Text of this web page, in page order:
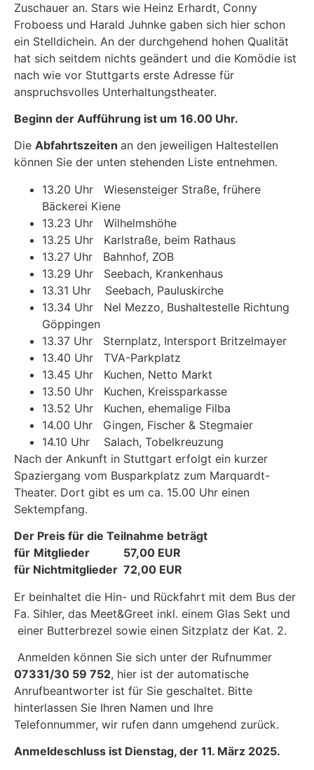
Zuschauer an. Stars wie Heinz Erhardt, Conny
Froboess und Harald Juhnke gaben sich hier schon
ein Stelldichein. An der durchgehend hohen Qualität
hat sich seitdem nichts geändert und die Komödie ist
nach wie vor Stuttgarts erste Adresse für
anspruchsvolles Unterhaltungstheater.
Beginn der Aufführung ist um 16.00 Uhr.
Die Abfahrtszeiten an den jeweiligen Haltestellen
können Sie der unten stehenden Liste entnehmen.
13.20 Uhr Wiesensteiger Straße, frühere
Bäckerei Kiene
13.23 Uhr Wilhelmshöhe
13.25 Uhr Karlstraße, beim Rathaus
13.27 Uhr Bahnhof, ZOB
13.29 Uhr Seebach, Krankenhaus
13.31 Uhr Seebach, Pauluskirche
13.34 Uhr Nel Mezzo, Bushaltestelle Richtung
Göppingen
13.37 Uhr Sternplatz, Intersport Britzelmayer
13.40 Uhr TVA-Parkplatz
13.45 Uhr Kuchen, Netto Markt
13.50 Uhr Kuchen, Kreissparkasse
13.52 Uhr Kuchen, ehemalige Filba
14.00 Uhr Gingen, Fischer & Stegmaier
14.10 Uhr Salach, Tobelkreuzung
Nach der Ankunft in Stuttgart erfolgt ein kurzer
Spaziergang vom Busparkplatz zum Marquardt-
Theater. Dort gibt es um ca. 15.00 Uhr einen
Sektempfang.
Der Preis für die Teilnahme beträgt
für Mitglieder 57,00 EUR
für Nichtmitglieder 72,00 EUR
Er beinhaltet die Hin- und Rückfahrt mit dem Bus der
Fa. Sihler, das Meet&Greet inkl. einem Glas Sekt und
einer Butterbrezel sowie einen Sitzplatz der Kat. 2.
Anmelden können Sie sich unter der Rufnummer
07331/30 59 752, hier ist der automatische
Anrufbeantworter ist für Sie geschaltet. Bitte
hinterlassen Sie Ihren Namen und Ihre
Telefonnummer, wir rufen dann umgehend zurück.
Anmeldeschluss ist Dienstag, der 11. März 2025.